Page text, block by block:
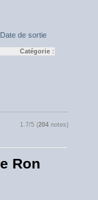
de sortie
Catégorie :
1.7/5 (204notes)
Ron